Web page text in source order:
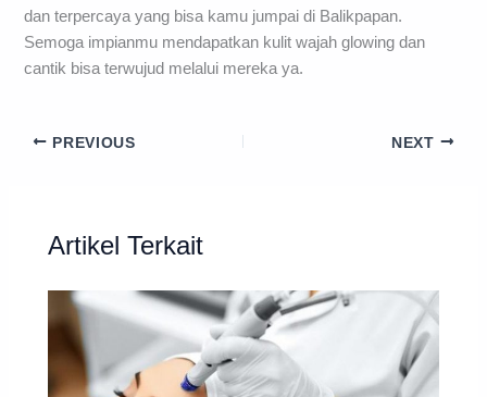
dan terpercaya yang bisa kamu jumpai di Balikpapan.
Semoga impianmu mendapatkan kulit wajah glowing dan
cantik bisa terwujud melalui mereka ya.
PREVIOUS NEXT
Artikel Terkait